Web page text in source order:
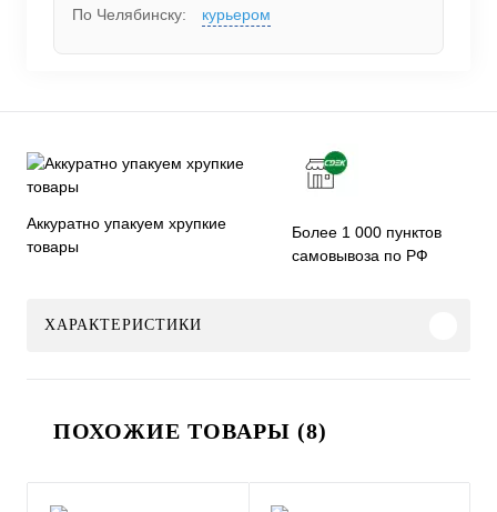
По Челябинску: курьером
Аккуратно упакуем хрупкие
товары
Более 1 000 пунктов
самовывоза по РФ
ХАРАКТЕРИСТИКИ
ПОХОЖИЕ ТОВАРЫ (8)